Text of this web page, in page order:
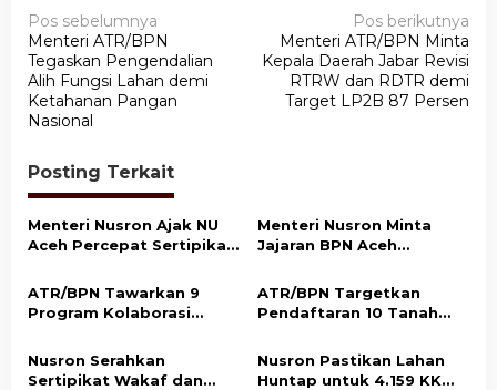
N
a
v
i
a
s
i
o
s
Pos sebelumnya
Menteri ATR/BPN
Tegaskan Pengendalian
Alih Fungsi Lahan demi
Ketahanan Pangan
Nasional
Pos berikutnya
Menteri ATR/BPN Minta
Kepala Daerah Jabar Revisi
RTRW dan RDTR demi
Target LP2B 87 Persen
Posting Terkait
Menteri Nusron Ajak NU
Aceh Percepat Sertipikasi
Kepastian Hukum Aset
Umat
Menteri Nusron Minta
Jajaran BPN Aceh
Layanan Pertanahan
Berbasis Kepuasan
Masyarakat
ATR/BPN Tawarkan 9
Program Kolaborasi
untuk Perkuat Layanan
Pertanahan
ATR/BPN Targetkan
Pendaftaran 10 Tanah
Perkuat Perlindungan
Hak Masyarakat Adat
Nusron Serahkan
Sertipikat Wakaf dan
Nusron Pastikan Lahan
Huntap untuk 4.159 KK